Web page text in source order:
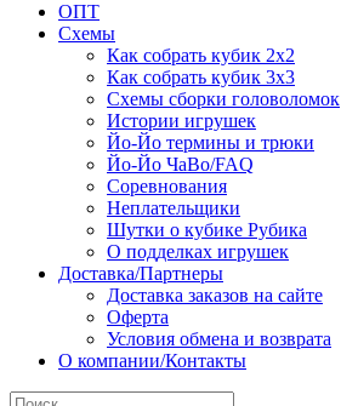
ОПТ
Схемы
Как собрать кубик 2х2
Как собрать кубик 3х3
Схемы сборки головоломок
Истории игрушек
Йо-Йо термины и трюки
Йо-Йо ЧаВо/FAQ
Соревнования
Неплательщики
Шутки о кубике Рубика
О подделках игрушек
Доставка/Партнеры
Доставка заказов на сайте
Оферта
Условия обмена и возврата
О компании/Контакты